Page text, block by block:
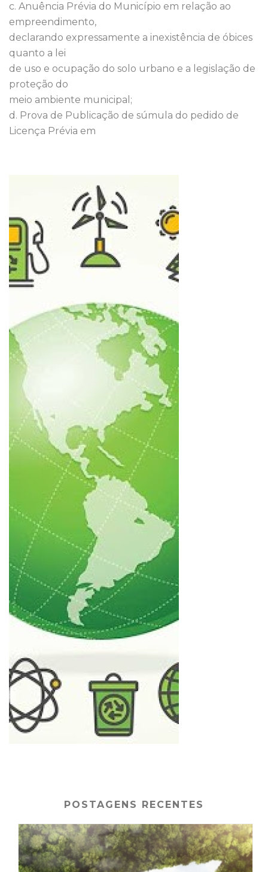
c. Anuência Prévia do Município em relação ao
empreendimento,
declarando expressamente a inexistência de óbices
quanto a lei
de uso e ocupação do solo urbano e a legislação de
proteção do
meio ambiente municipal;
d. Prova de Publicação de súmula do pedido de
Licença Prévia em
POSTAGENS RECENTES